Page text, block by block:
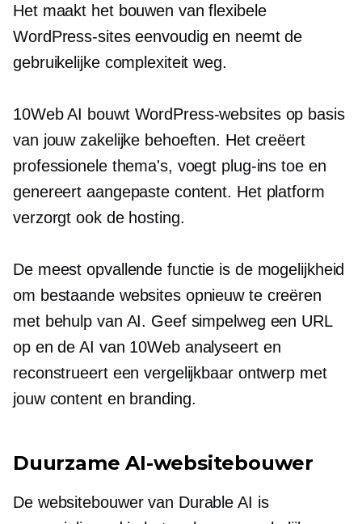
Het maakt het bouwen van flexibele
WordPress-sites eenvoudig en neemt de
gebruikelijke complexiteit weg.
10Web AI bouwt WordPress-websites op basis
van jouw zakelijke behoeften. Het creëert
professionele thema's, voegt plug-ins toe en
genereert aangepaste content. Het platform
verzorgt ook de hosting.
De meest opvallende functie is de mogelijkheid
om bestaande websites opnieuw te creëren
met behulp van AI. Geef simpelweg een URL
op en de AI van 10Web analyseert en
reconstrueert een vergelijkbaar ontwerp met
jouw content en branding.
Duurzame AI-websitebouwer
De websitebouwer van Durable AI is